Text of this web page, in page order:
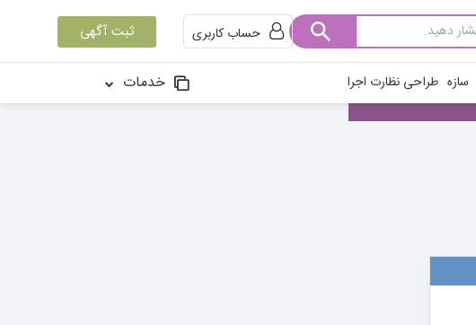
حساب کاربری ثبت آگهی
سازه طراحی نظارت اجرا خدمات